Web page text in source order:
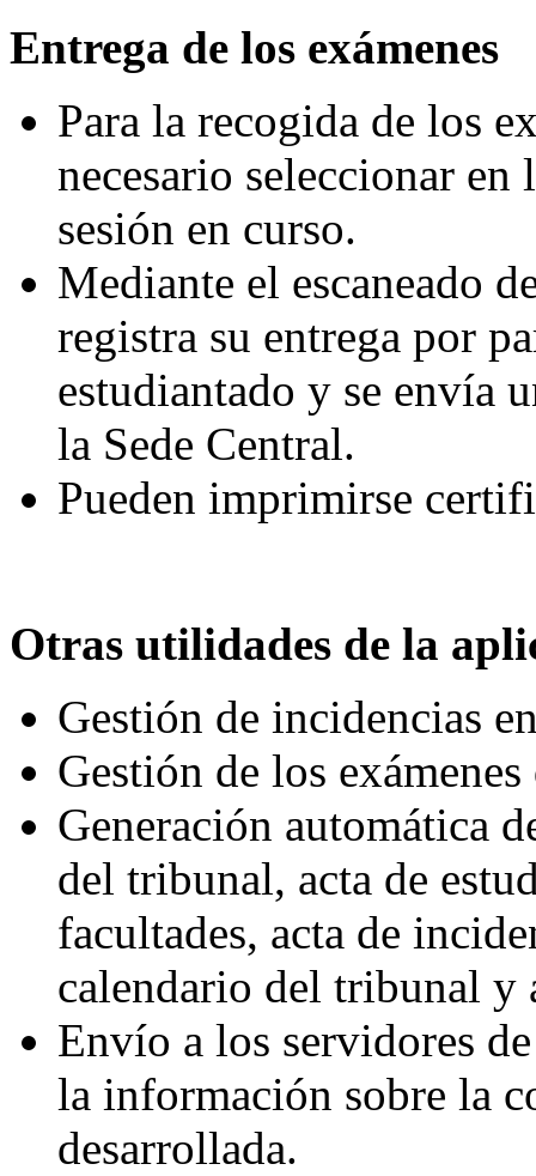
Entrega de los exámenes
Para la recogida de los
necesario seleccionar
sesión en curso.
Mediante el escaneado
registra su entrega por
estudiantado y se envía
la Sede Central.
Pueden imprimirse
Otras utilidades de la
Gestión de incidencias
Gestión de los exámenes
Generación automática
del tribunal, acta de
facultades, acta de
calendario del tribunal y
Envío a los servidores
la información sobre la
desarrollada.